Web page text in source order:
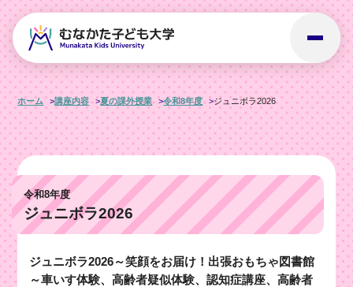
ホーム 講座内容 夏の課外授業 令和8年度 ジュニボラ2026
令和8年度
ジュニボラ2026
ジュニボラ2026～笑顔をお届け！出張おもちゃ図書館
～車いす体験、高齢者疑似体験、認知症講座、高齢者